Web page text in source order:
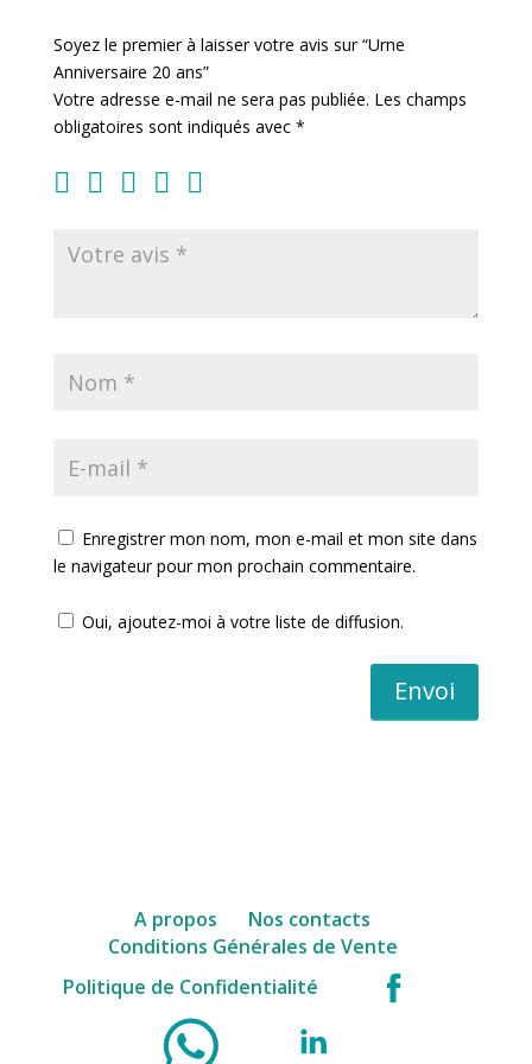
Soyez le premier à laisser votre avis sur “Urne
Anniversaire 20 ans”
Votre adresse e-mail ne sera pas publiée. Les champs
obligatoires sont indiqués avec *
Enregistrer mon nom, mon e-mail et mon site dans
le navigateur pour mon prochain commentaire.
Oui, ajoutez-moi à votre liste de diffusion.
Envoi
A propos
Nos contacts
Conditions Générales de Vente
Politique de Confidentialité
WhatsApp